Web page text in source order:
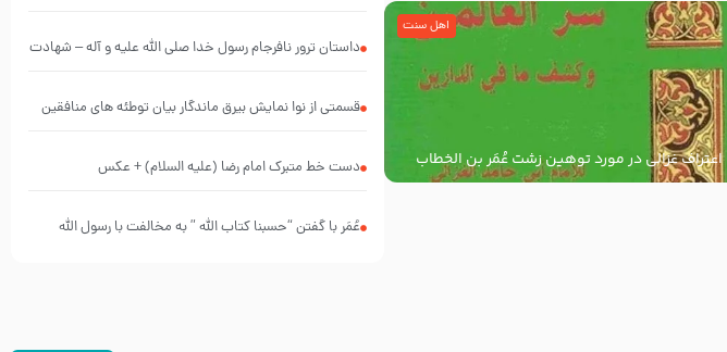
اعتراف غزالی در مورد توهین زشت عُمَر بن الخطاب
به پیامبر اکرم صلی الله علیه و آله و سلم
اهل سنت
‌‌‌‌‌‌‌داستان ترور نافرجام رسول خدا صلی الله علیه و آله – شهادت
قسمتی از نوا نمایش بیرق ماندگار بیان توطئه های منافقین
دست خط متبرک امام رضا (علیه السلام) + عکس
عُمَر با گفتن “حسبنا كتاب اللّه ” به مخالفت با رسول اللّه